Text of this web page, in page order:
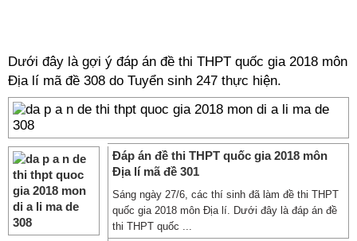
Dưới đây là gợi ý đáp án đề thi THPT quốc gia 2018 môn
Địa lí mã đề 308 do Tuyển sinh 247 thực hiện.
Đáp án đề thi THPT quốc gia 2018 môn
Địa lí mã đề 301
Sáng ngày 27/6, các thí sinh đã làm đề thi THPT
quốc gia 2018 môn Địa lí. Dưới đây là đáp án đề
thi THPT quốc ...